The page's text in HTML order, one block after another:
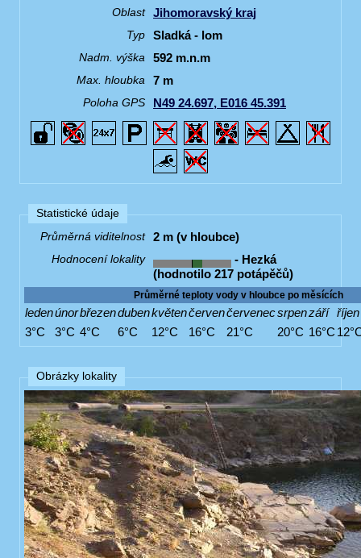
Oblast Jihomoravský kraj
Typ Sladká - lom
Nadm. výška 592 m.n.m
Max. hloubka 7 m
Poloha GPS N49 24.697, E016 45.391
Statistické údaje
Průměrná viditelnost
2 m (v hloubce)
Hodnocení lokality
- Hezká
(hodnotilo 217 potápěčů)
Průměrné teploty vody v hloubce po měsících
ledenúnorbřezendubenkvětenčervenčervenecsrpenzáří říjen
3°C
3°C 4°C 6°C 12°C 16°C 21°C 20°C 16°C
Obrázky lokality